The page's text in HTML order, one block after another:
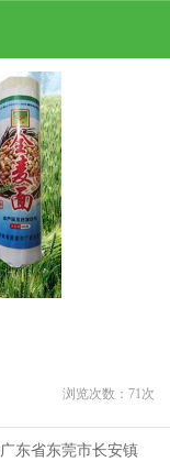
浏览次数： 71 次
广东省东莞市长安镇